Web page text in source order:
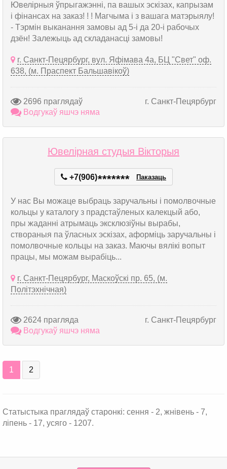
Ювелірныя ўпрыгажэнні, па вашых эскізах, капрызам
і фінансах на заказ! ! ! Магчыма і з вашага матэрыялу!
- Тэрмін выканання замовы ад 5-і да 20-і рабочых
дзён! Залежыць ад складанасці замовы!
г. Санкт-Пецярбург, вул. Яфімава 4а, БЦ "Свет" оф.
638, (м. Праспект Бальшавікоў)
2696 праглядаў
г. Санкт-Пецярбург
Водгукаў яшчэ няма
Ювелірная студыя Вікторыя
+7(906)******* Паказаць
У нас Вы можаце выбраць заручальны і помолвочные
кольцы у каталогу з прадстаўленых калекцый або,
пры жаданні атрымаць эксклюзіўны вырабы,
створаныя па ўласных эскізах, аформіць заручальны і
помолвочные кольцы на заказ. Маючы вялікі вопыт
працы, мы можам вырабіць...
г. Санкт-Пецярбург, Маскоўскі пр. 65, (м.
Політэхнічная)
2624 прагляда
г. Санкт-Пецярбург
Водгукаў яшчэ няма
1 2
Статыстыка праглядаў старонкі: сення - 2, жнівень - 7,
ліпень - 17, усяго - 1207.